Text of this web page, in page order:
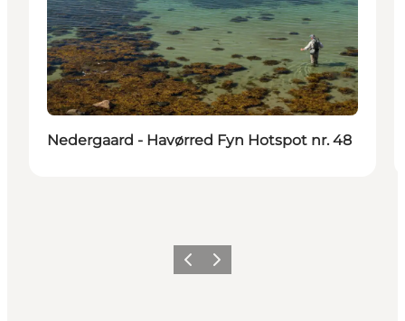
Nedergaard - Havørred Fyn Hotspot nr. 48
ForrigeNæste